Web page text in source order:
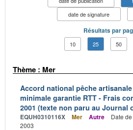
date de signature
Résultats par
10 25 50
Thème : Mer
Accord national pêche
minimale garantie RTT - Frais
2001 (texte non paru au Journal
EQUH0310116X Mer Autre
Date
2003